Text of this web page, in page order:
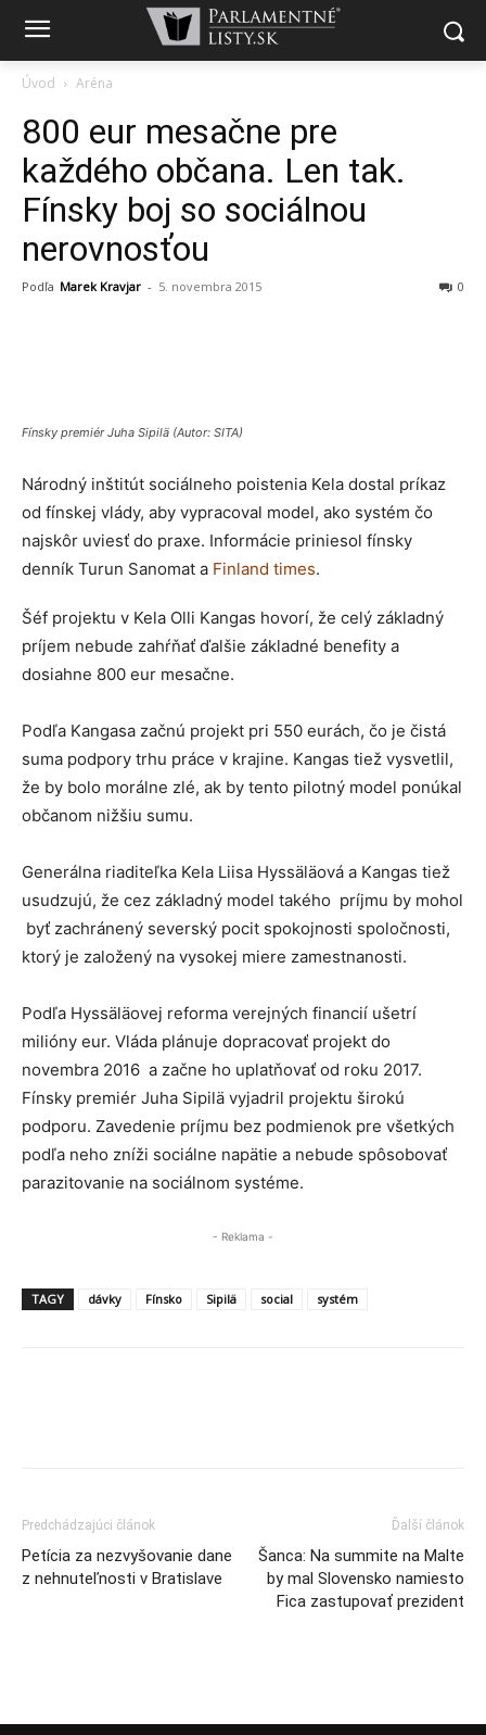
Úvod Aréna
800 eur mesačne pre
každého občana. Len tak.
Fínsky boj so sociálnou
nerovnosťou
Podľa Marek Kravjar - 5. novembra 2015 0
Fínsky premiér Juha Sipilä (Autor: SITA)
Národný inštitút sociálneho poistenia Kela dostal príkaz
od fínskej vlády, aby vypracoval model, ako systém čo
najskôr uviesť do praxe. Informácie priniesol fínsky
denník Turun Sanomat a Finland times.
Šéf projektu v Kela Olli Kangas hovorí, že celý základný
príjem nebude zahŕňať ďalšie základné benefity a
dosiahne 800 eur mesačne.
Podľa Kangasa začnú projekt pri 550 eurách, čo je čistá
suma podpory trhu práce v krajine. Kangas tiež vysvetlil,
že by bolo morálne zlé, ak by tento pilotný model ponúkal
občanom nižšiu sumu.
Generálna riaditeľka Kela Liisa Hyssäläová a Kangas tiež
usudzujú, že cez základný model takého príjmu by mohol
byť zachránený severský pocit spokojnosti spoločnosti,
ktorý je založený na vysokej miere zamestnanosti.
Podľa Hyssäläovej reforma verejných financií ušetrí
milióny eur. Vláda plánuje dopracovať projekt do
novembra 2016 a začne ho uplatňovať od roku 2017.
Fínsky premiér Juha Sipilä vyjadril projektu širokú
podporu. Zavedenie príjmu bez podmienok pre všetkých
podľa neho zníži sociálne napätie a nebude spôsobovať
parazitovanie na sociálnom systéme.
- Reklama -
TAGY dávky Fínsko Sipilä social systém
Predchádzajúci článok
Petícia za nezvyšovanie dane
z nehnuteľnosti v Bratislave
Ďalší článok
Šanca: Na summite na Malte
by mal Slovensko namiesto
Fica zastupovať prezident